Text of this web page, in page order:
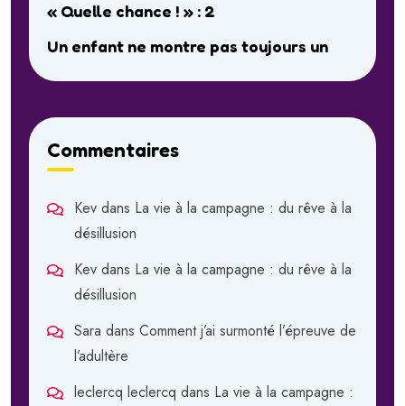
« Quelle chance ! » : 2
Un enfant ne montre pas toujours un
Commentaires
Kev dans La vie à la campagne : du rêve à la
désillusion
Kev dans La vie à la campagne : du rêve à la
désillusion
Sara dans Comment j’ai surmonté l’épreuve de
l’adultère
leclercq leclercq dans La vie à la campagne :